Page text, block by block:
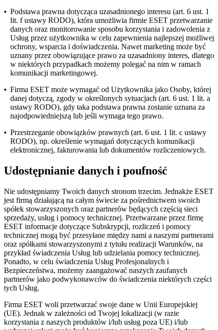
• Podstawa prawna dotycząca uzasadnionego interesu (art. 6 ust. 1
lit. f ustawy RODO), która umożliwia firmie ESET przetwarzanie
danych oraz monitorowanie sposobu korzystania i zadowolenia z
Usług przez użytkownika w celu zapewnienia najlepszej możliwej
ochrony, wsparcia i doświadczenia. Nawet marketing może być
uznany przez obowiązujące prawo za uzasadniony interes, dlatego
w niektórych przypadkach możemy polegać na nim w ramach
komunikacji marketingowej.
• Firma ESET może wymagać od Użytkownika jako Osoby, której
danej dotyczą, zgody w określonych sytuacjach (art. 6 ust. 1 lit. a
ustawy RODO), gdy taka podstawa prawna zostanie uznana za
najodpowiedniejszą lub jeśli wymaga tego prawo.
• Przestrzeganie obowiązków prawnych (art. 6 ust. 1 lit. c ustawy
RODO), np. określenie wymagań dotyczących komunikacji
elektronicznej, fakturowania lub dokumentów rozliczeniowych.
Udostępnianie danych i poufność
Nie udostępniamy Twoich danych stronom trzecim. Jednakże ESET
jest firmą działającą na całym świecie za pośrednictwem swoich
spółek stowarzyszonych oraz partnerów będących częścią sieci
sprzedaży, usług i pomocy technicznej. Przetwarzane przez firmę
ESET informacje dotyczące Subskrypcji, rozliczeń i pomocy
technicznej mogą być przesyłane między nami a naszymi partnerami
oraz spółkami stowarzyszonymi z tytułu realizacji Warunków, na
przykład świadczenia Usług lub udzielania pomocy technicznej.
Ponadto, w celu świadczenia Usług Profesjonalnych i
Bezpieczeństwa, możemy zaangażować naszych zaufanych
partnerów jako podwykonawców do świadczenia niektórych części
tych Usług.
Firma ESET woli przetwarzać swoje dane w Unii Europejskiej
(UE). Jednak w zależności od Twojej lokalizacji (w razie
korzystania z naszych produktów i/lub usług poza UE) i/lub